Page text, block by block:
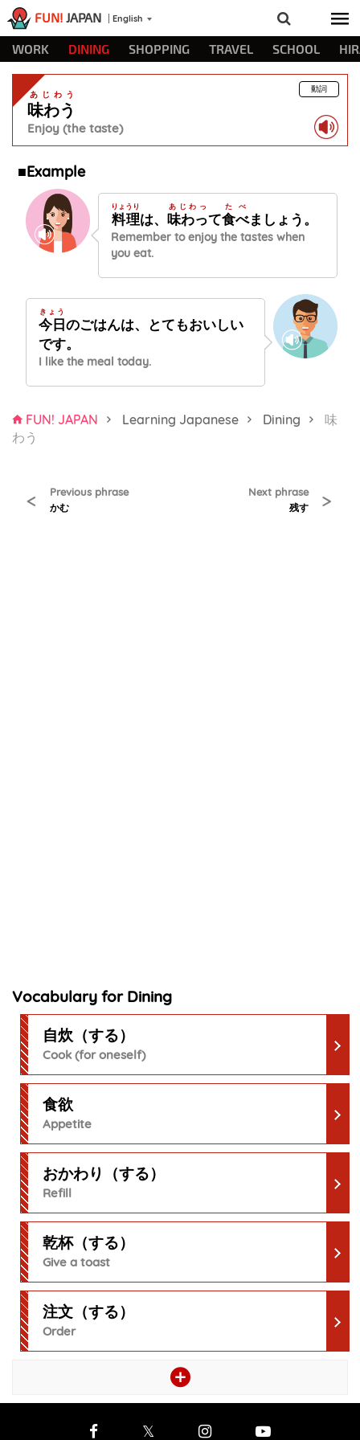
FUN! JAPAN English
WORK DINING SHOPPING TRAVEL SCHOOL
味わう
あじわう
Enjoy (the taste)
動詞
■Example
料理
りょうり
は、 味わっ
あじわっ
て食べ
たべ
ましょう。
Remember to enjoy the tastes when
you eat.
今日
きょう
のごはんは、とてもおいしい
です。
I like the meal today.
FUN! JAPAN Learning Japanese Dining
味
わう
< Previous phrase
かむ
Next phrase
残す >
Vocabulary for Dining
自炊（する）
Cook (for oneself)
食欲
Appetite
おかわり（する）
Refill
乾杯（する）
Give a toast
注文（する）
Order